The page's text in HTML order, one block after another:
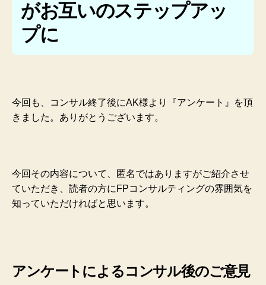
がお互いのステップアッ
プに
今回も、コンサル終了後にAK様より『アンケート』を頂
きました。ありがとうございます。
今回その内容について、匿名ではありますがご紹介させ
ていただき、読者の方にFPコンサルティングの雰囲気を
知っていただければと思います。
アンケートによるコンサル後のご意見